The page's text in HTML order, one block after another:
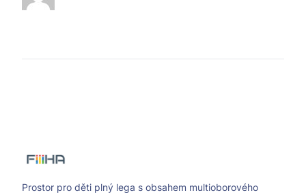
Prostor pro děti plný lega s obsahem multioborového